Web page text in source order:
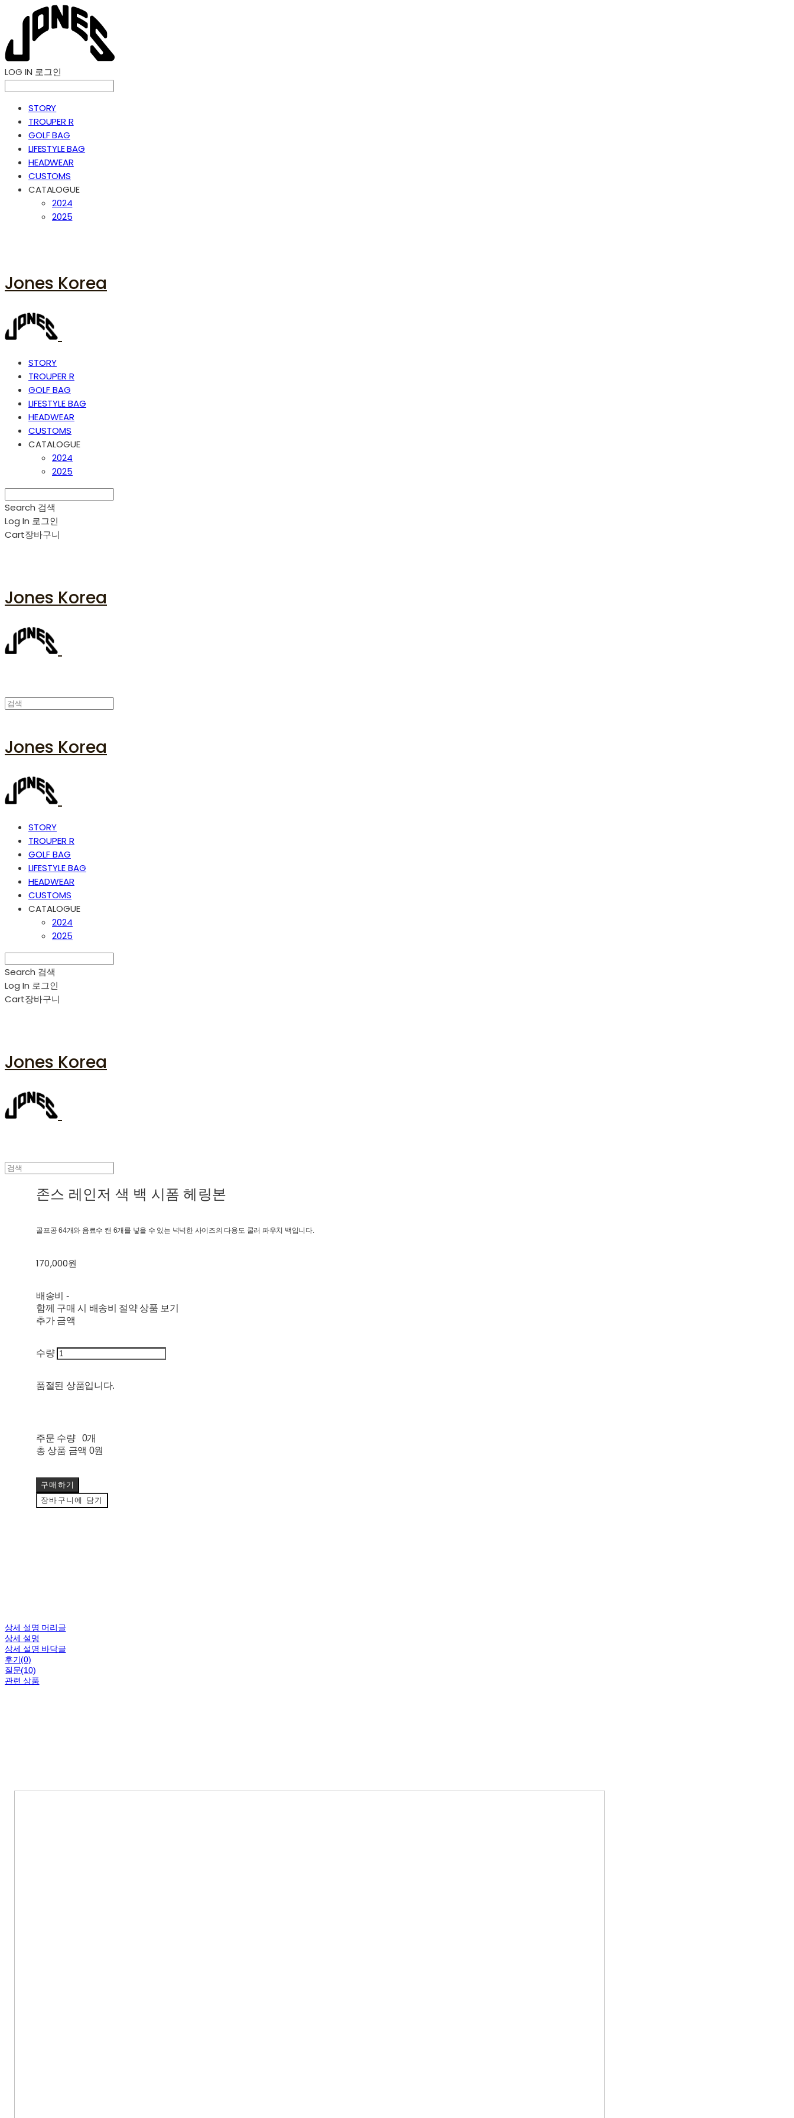
LOG IN 로그인
STORY
TROUPER R
GOLF BAG
LIFESTYLE BAG
HEADWEAR
CUSTOMS
CATALOGUE
2024
2025
Jones Korea
STORY
TROUPER R
GOLF BAG
LIFESTYLE BAG
HEADWEAR
CUSTOMS
CATALOGUE
2024
2025
Search 검색
Log In 로그인
Cart장바구니
Jones Korea
Jones Korea
STORY
TROUPER R
GOLF BAG
LIFESTYLE BAG
HEADWEAR
CUSTOMS
CATALOGUE
2024
2025
Search 검색
Log In 로그인
Cart장바구니
Jones Korea
존스 레인저 색 백 시폼 헤링본
골프공 64개와 음료수 캔 6개를 넣을 수 있는 넉넉한 사이즈의 다용도 쿨러 파우치 백입니다.
170,000원
배송비 -
함께 구매 시 배송비 절약 상품 보기
추가 금액
수량
품절된 상품입니다.
주문 수량
0개
총 상품 금액 0원
구매하기
장바구니에 담기
상세 설명 머리글
상세 설명
상세 설명 바닥글
후기(0)
질문(10)
관련 상품